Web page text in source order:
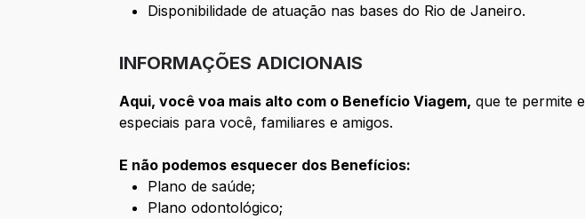
Disponibilidade de atuação nas bases do Rio de Janeiro.
INFORMAÇÕES ADICIONAIS
Aqui, você voa mais alto com o Benefício Viagem, que te permite
especiais para você, familiares e amigos.
E não podemos esquecer dos Benefícios:
Plano de saúde;
Plano odontológico;